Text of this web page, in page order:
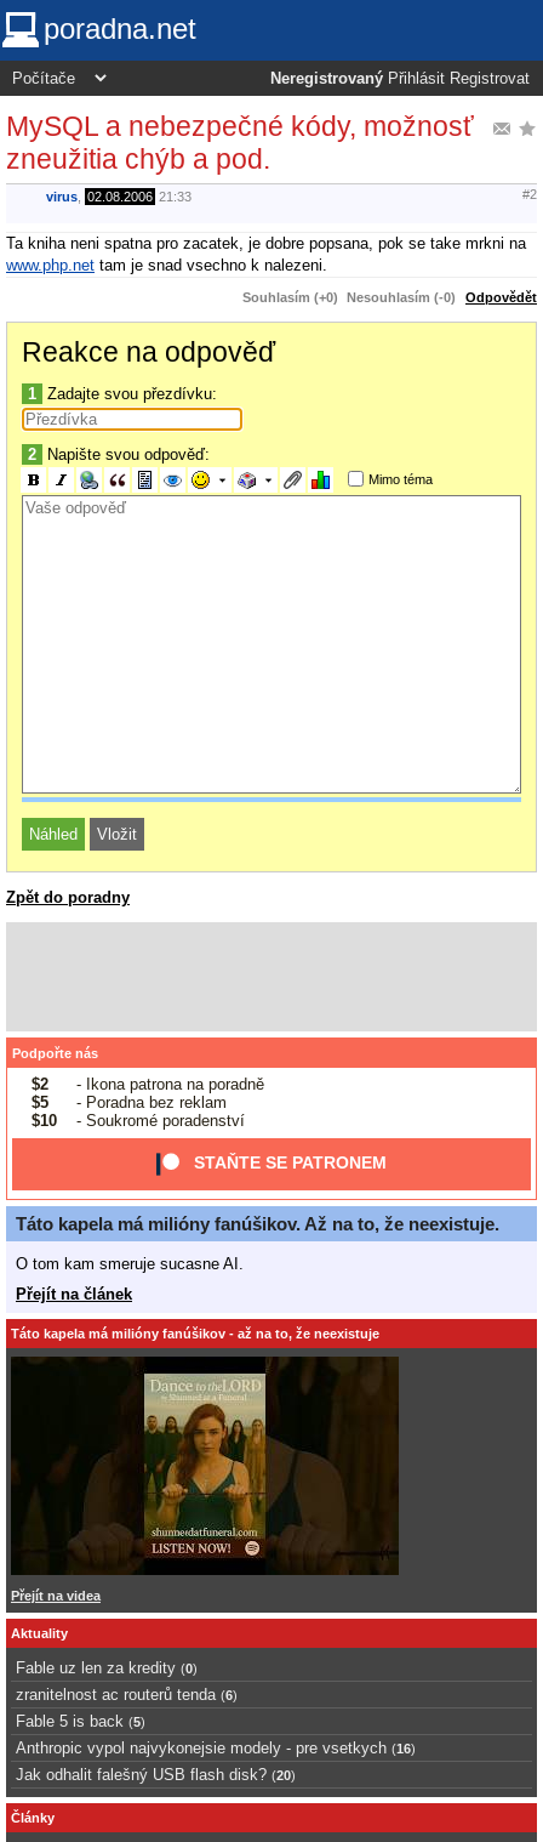
poradna.net
Neregistrovaný Přihlásit Registrovat
MySQL a nebezpečné kódy, možnosť
zneužitia chýb a pod.
virus 02.08.2006 21:33 #2
Ta kniha neni spatna pro zacatek, je dobre popsana, pok se take mrkni na
www.php.net tam je snad vsechno k nalezeni.
Souhlasím (+0) Nesouhlasím (-0) Odpovědět
Reakce na odpověď
1 Zadajte svou přezdívku:
2 Napište svou odpověď:
Mimo téma
Zpět do poradny
Podpořte nás
$2
- Ikona patrona na poradně
$5
- Poradna bez reklam
$10
- Soukromé poradenství
STAŇTE SE PATRONEM
Táto kapela má milióny fanúšikov. Až na to, že neexistuje.
O tom kam smeruje sucasne AI.
Přejít na článek
Táto kapela má milióny fanúšikov - až na to, že neexistuje
Přejít na videa
Aktuality
Fable uz len za kredity (0)
zranitelnost ac routerů tenda (6)
Fable 5 is back (5)
Anthropic vypol najvykonejsie modely - pre vsetkych (16)
Jak odhalit falešný USB flash disk? (20)
Články